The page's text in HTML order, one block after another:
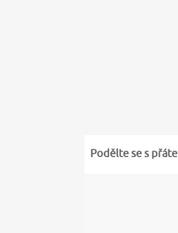
Podělte se s